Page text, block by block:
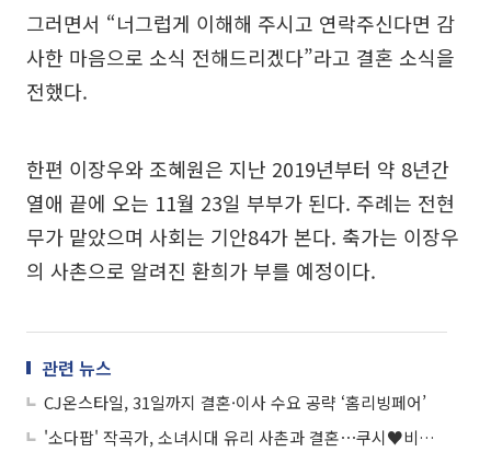
그러면서 “너그럽게 이해해 주시고 연락주신다면 감
사한 마음으로 소식 전해드리겠다”라고 결혼 소식을
전했다.
한편 이장우와 조혜원은 지난 2019년부터 약 8년간
열애 끝에 오는 11월 23일 부부가 된다. 주례는 전현
무가 맡았으며 사회는 기안84가 본다. 축가는 이장우
의 사촌으로 알려진 환희가 부를 예정이다.
관련 뉴스
CJ온스타일, 31일까지 결혼·이사 수요 공략 ‘홈리빙페어’
'소다팝' 작곡가, 소녀시대 유리 사촌과 결혼⋯쿠시♥비비엔 '프로듀서' 부부 탄생